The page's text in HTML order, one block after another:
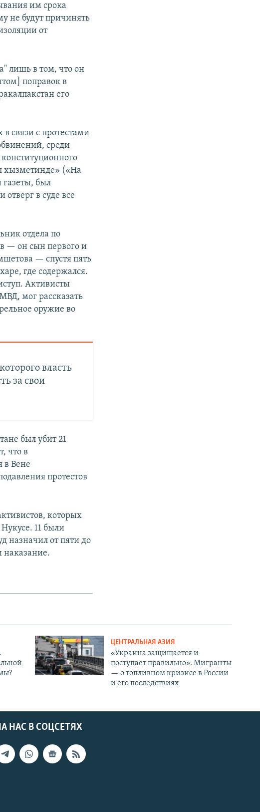
им срока
не будут причинять
от
лишь в том, что он
поправок в
его
связи с протестами
среди
хызметинде» («На
был
в суде все
отдела по
— он сын первого и
— спустя пять
где содержался.
Активисты
мог рассказать
оружие во
власть
за свои
был убит 21
что в
в Вене
протестов
которых
11 были
назначил от пяти до
наказание.
ЦЕНТРАЛЬНАЯ АЗИЯ
«Украина защищается и
поступает правильно». Мигранты
— о топливном кризисе в России
и его последствиях
НАС В СОЦСЕТЯХ